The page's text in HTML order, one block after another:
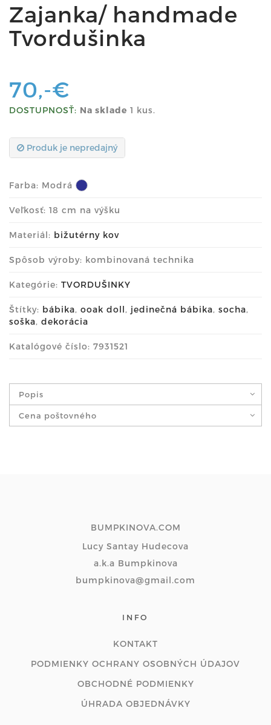
Zajanka/ handmade
Tvordušinka
70,-€
DOSTUPNOSŤ: Na sklade 1 kus.
Produk je nepredajný
Farba: Modrá
Veľkosť: 18 cm na výšku
Materiál: bižutérny kov
Spôsob výroby: kombinovaná technika
Kategórie: TVORDUŠINKY
Štítky: bábika, ooak doll, jedinečná bábika, socha,
soška, dekorácia
Katalógové číslo: 7931521
Popis
Cena poštovného
BUMPKINOVA.COM
Lucy Santay Hudecova
a.k.a Bumpkinova
bumpkinova@gmail.com
INFO
KONTAKT
PODMIENKY OCHRANY OSOBNÝCH ÚDAJOV
OBCHODNÉ PODMIENKY
ÚHRADA OBJEDNÁVKY